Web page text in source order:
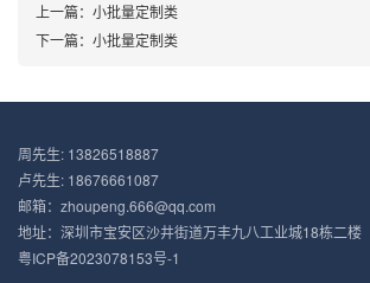
上一篇：小批量定制类
下一篇：小批量定制类
周先生: 13826518887
卢先生: 18676661087
邮箱：zhoupeng.666@qq.com
地址：深圳市宝安区沙井街道万丰九八工业城18栋二楼
粤ICP备2023078153号-1